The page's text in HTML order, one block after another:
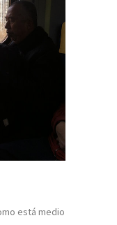
está medio